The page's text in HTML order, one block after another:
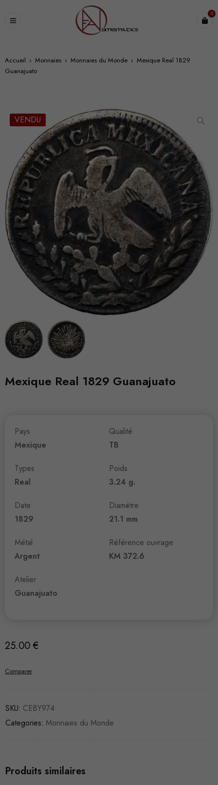
0
Accueil › Monnaies › Monnaies du Monde › Mexique Real 1829
Guanajuato
VENDU
Mexique Real 1829 Guanajuato
Pays
Mexique
Types
Real
Date
1829
Métal
Argent
Atelier
Guanajuato
Qualité
TB
Poids
3.24 g.
Diamètre
21.1 mm
Référence ouvrage
KM 372.6
25.00 €
Comparer
SKU: CEBY974
Categories: Monnaies du Monde
Produits similaires